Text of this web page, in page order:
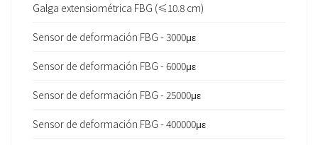
Galga extensiométrica FBG (≤10.8 cm)
Sensor de deformación FBG - 3000με
Sensor de deformación FBG - 6000με
Sensor de deformación FBG - 25000με
Sensor de deformación FBG - 400000με